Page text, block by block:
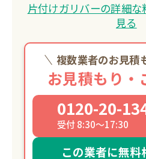
片付けガリバーの詳細
見る
複数業者のお見積
お見積もり・
0120-20-
受付 8:30～17:30
この業者に無料